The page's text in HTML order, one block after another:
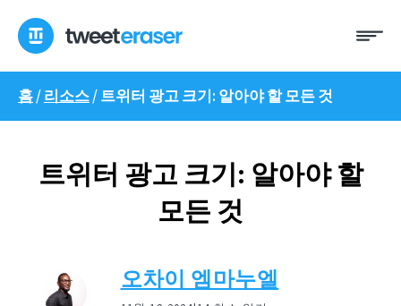
로
너
메
홈/리소스/트위터 광고 크기: 알아야 할 모든 것
트위터 광고 크기: 알아야 할
모든 것
오차이 엠마누엘